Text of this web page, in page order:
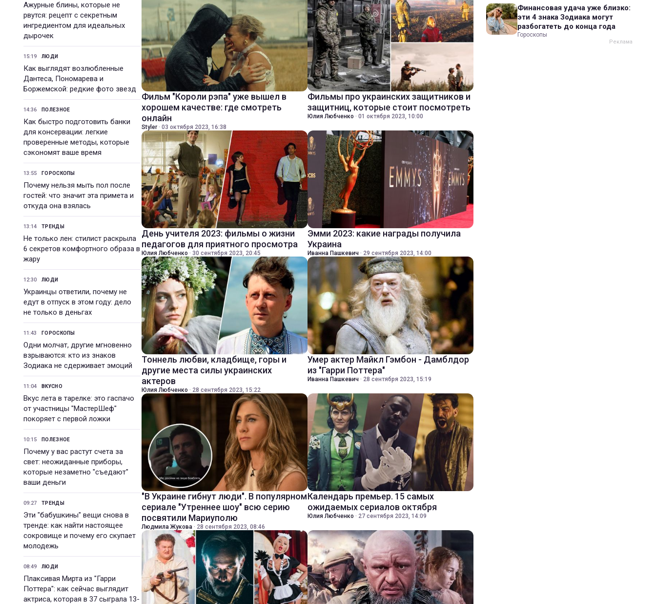
Ажурные блины, которые не
рвутся: рецепт с секретным
ингредиентом для идеальных
дырочек
15:19 ЛЮДИ
Как выглядят возлюбленные
Дантеса, Пономарева и
Боржемской: редкие фото звезд
14:36 ПОЛЕЗНОЕ
Как быстро подготовить банки
для консервации: легкие
проверенные методы, которые
сэкономят ваше время
13:55 ГОРОСКОПЫ
Почему нельзя мыть пол после
гостей: что значит эта примета и
откуда она взялась
13:14 ТРЕНДЫ
Не только лен: стилист раскрыла
6 секретов комфортного образа в
жару
12:30 ЛЮДИ
Украинцы ответили, почему не
едут в отпуск в этом году: дело
не только в деньгах
11:43 ГОРОСКОПЫ
Одни молчат, другие мгновенно
взрываются: кто из знаков
Зодиака не сдерживает эмоций
11:04 ВКУСНО
Вкус лета в тарелке: это гаспачо
от участницы "МастерШеф"
покоряет с первой ложки
10:15 ПОЛЕЗНОЕ
Почему у вас растут счета за
свет: неожиданные приборы,
которые незаметно "съедают"
ваши деньги
09:27 ТРЕНДЫ
Эти "бабушкины" вещи снова в
тренде: как найти настоящее
сокровище и почему его скупает
молодежь
08:49 ЛЮДИ
Плаксивая Мирта из "Гарри
Поттера": как сейчас выглядит
актриса, которая в 37 сыграла 13-
Фильм "Короли рэпа" уже вышел в
хорошем качестве: где смотреть
онлайн
Styler · 03 октября 2023, 16:38
Фильмы про украинских защитников и
защитниц, которые стоит посмотреть
Юлия Любченко · 01 октября 2023, 10:00
День учителя 2023: фильмы о жизни
педагогов для приятного просмотра
Юлия Любченко · 30 сентября 2023, 20:45
Эмми 2023: какие награды получила
Украина
Иванна Пашкевич · 29 сентября 2023, 14:00
Тоннель любви, кладбище, горы и
другие места силы украинских
актеров
Юлия Любченко · 28 сентября 2023, 15:22
Умер актер Майкл Гэмбон - Дамблдор
из "Гарри Поттера"
Иванна Пашкевич · 28 сентября 2023, 15:19
"В Украине гибнут люди". В популярном
сериале "Утреннее шоу" всю серию
посвятили Мариуполю
Людмила Жукова · 28 сентября 2023, 08:46
Календарь премьер. 15 самых
ожидаемых сериалов октября
Юлия Любченко · 27 сентября 2023, 14:09
Финансовая удача уже близко:
эти 4 знака Зодиака могут
разбогатеть до конца года
Гороскопы